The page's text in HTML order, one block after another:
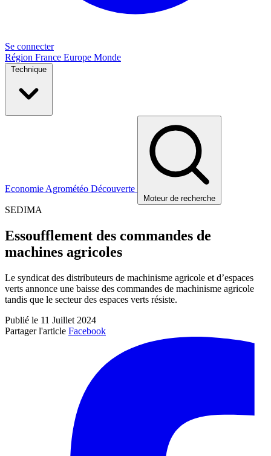
Se connecter
Région France Europe Monde
Technique
Economie Agrométéo Découverte
Moteur de recherche
SEDIMA
Essoufflement des commandes de
machines agricoles
Le syndicat des distributeurs de machinisme agricole et d’espaces
verts annonce une baisse des commandes de machinisme agricole
tandis que le secteur des espaces verts résiste.
Publié le 11 Juillet 2024
Partager l'article Facebook